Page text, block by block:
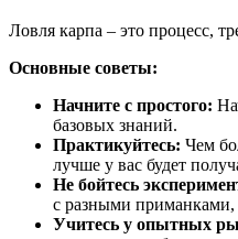
Ловля карпа – это процесс,
Основные советы:
Начните с простого:
базовых знаний.
Практикуйтесь: Чем
лучше у вас будет
Не бойтесь
с разными
Учитесь у опытных